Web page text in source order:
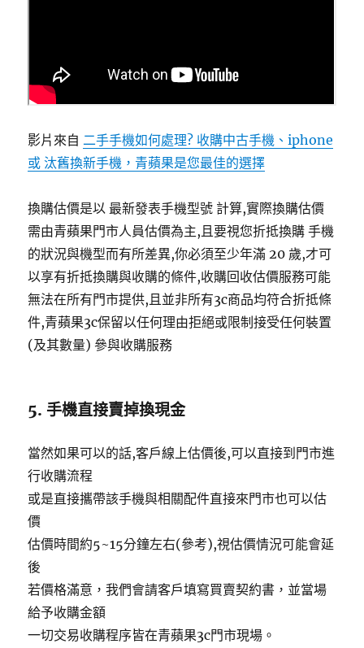
影片來自 二手手機如何處理? 收購中古手機、iphone
或 汰舊換新手機，青蘋果是您最佳的選擇
換購估價是以 最新發表手機型號 計算,實際換購估價
需由青蘋果門市人員估價為主,且要視您折抵換購 手機
的狀況與機型而有所差異,你必須至少年滿 20 歲,才可
以享有折抵換購與收購的條件,收購回收估價服務可能
無法在所有門市提供,且並非所有3c商品均符合折抵條
件,青蘋果3c保留以任何理由拒絕或限制接受任何裝置
(及其數量) 參與收購服務
5. 手機直接賣掉換現金
當然如果可以的話,客戶線上估價後,可以直接到門市進
行收購流程
或是直接攜帶該手機與相關配件直接來門市也可以估
價
估價時間約5~15分鐘左右(參考),視估價情況可能會延
後
若價格滿意，我們會請客戶填寫買賣契約書，並當場
給予收購金額
一切交易收購程序皆在青蘋果3c門市現場。